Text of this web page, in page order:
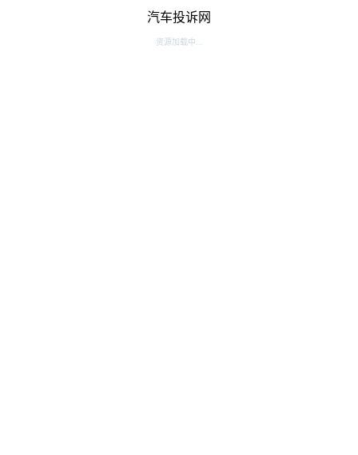
汽车投诉网
资源加载中...